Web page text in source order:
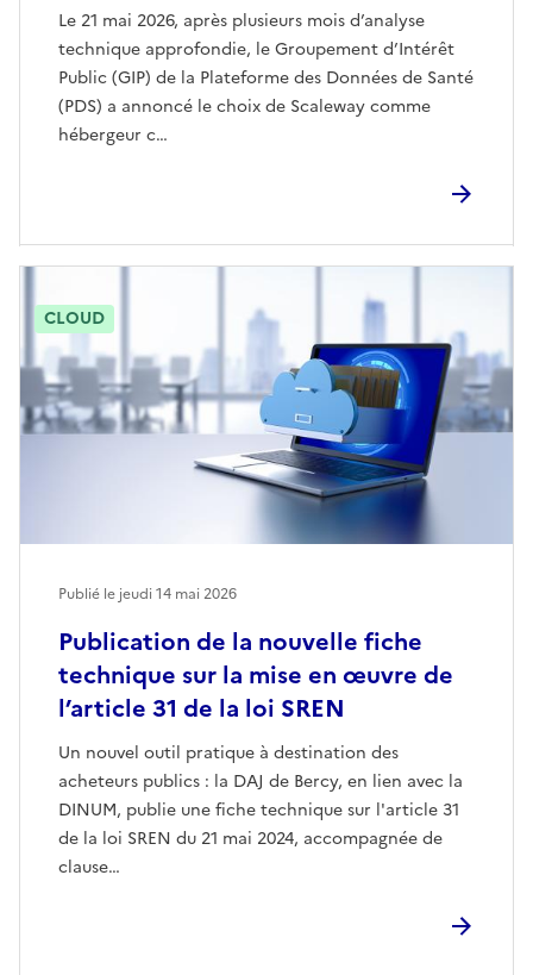
Le 21 mai 2026, après plusieurs mois d’analyse
technique approfondie, le Groupement d’Intérêt
Public (GIP) de la Plateforme des Données de Santé
(PDS) a annoncé le choix de Scaleway comme
hébergeur c…
Publication de la nouvelle fiche
technique sur la mise en œuvre de
l’article 31 de la loi SREN
Un nouvel outil pratique à destination des
acheteurs publics : la DAJ de Bercy, en lien avec la
DINUM, publie une fiche technique sur l'article 31
de la loi SREN du 21 mai 2024, accompagnée de
clause…
Publié le jeudi 14 mai 2026
CLOUD